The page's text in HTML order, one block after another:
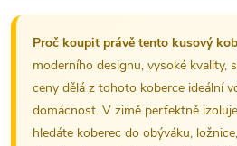
Proč koupit právě tento kusový
moderního designu, vysoké kvality,
ceny dělá z tohoto koberce ideální
domácnost. V zimě perfektně
hledáte koberec do obýváku,